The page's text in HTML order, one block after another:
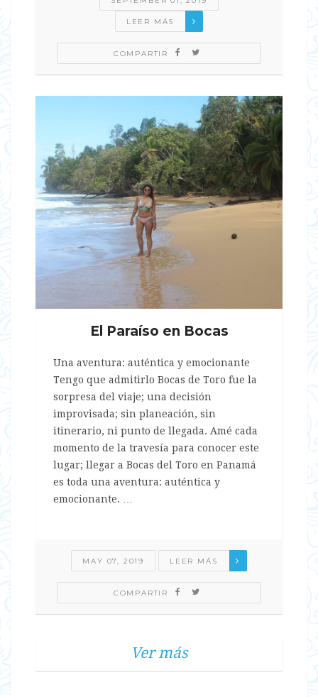
LEER MÁS
COMPARTIR
El Paraíso en Bocas
Una aventura: auténtica y emocionante
Tengo que admitirlo Bocas de Toro fue la
sorpresa del viaje; una decisión
improvisada; sin planeación, sin
itinerario, ni punto de llegada. Amé cada
momento de la travesía para conocer este
lugar; llegar a Bocas del Toro en Panamá
es toda una aventura: auténtica y
emocionante. …
MAY 07, 2019 LEER MÁS
COMPARTIR
Ver más